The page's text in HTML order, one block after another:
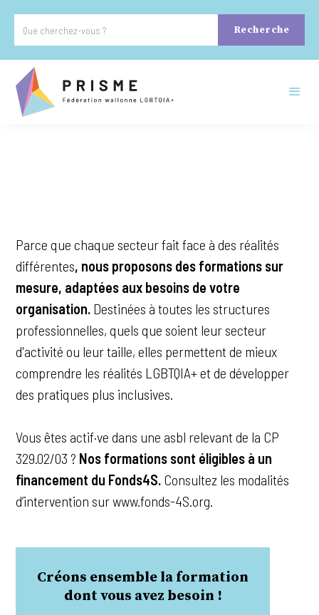
Parce que chaque secteur fait face à des réalités
différentes, nous proposons des formations sur
mesure, adaptées aux besoins de votre
organisation. Destinées à toutes les structures
professionnelles, quels que soient leur secteur
d'activité ou leur taille, elles permettent de mieux
comprendre les réalités LGBTQIA+ et de développer
des pratiques plus inclusives.
Vous êtes actif·ve dans une asbl relevant de la CP
329.02/03 ? Nos formations sont éligibles à un
financement du Fonds4S. Consultez les modalités
d’intervention sur www.fonds-4S.org.
Créons ensemble la formation
dont vous avez besoin !